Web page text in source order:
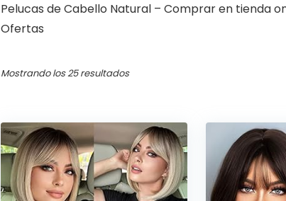
Pelucas de Cabello Natural – Comprar en tienda
Ofertas
Mostrando los 25 resultadosOrdenado
últimos